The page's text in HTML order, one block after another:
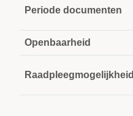
Periode documenten
Openbaarheid
Raadpleegmogelijkheid